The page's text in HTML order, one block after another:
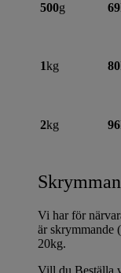
500g 69
1kg 80
2kg 96
Vi har för
är skrymmande
20kg.